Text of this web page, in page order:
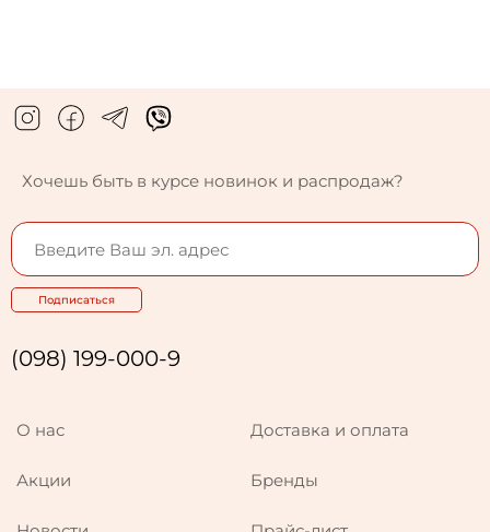
Хочешь быть в курсе новинок и распродаж?
Подписаться
(098) 199-000-9
О нас Доставка и оплата
Акции Бренды